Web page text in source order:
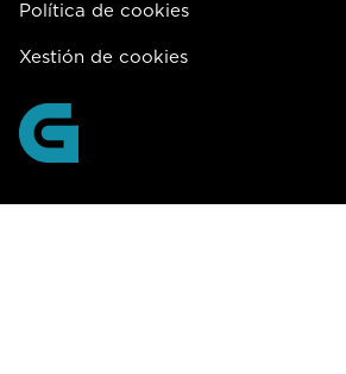
Política de cookies
Xestión de cookies